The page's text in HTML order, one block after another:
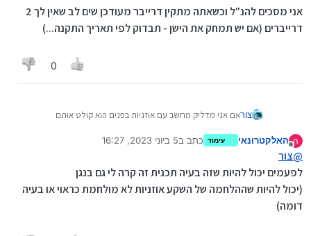
אני מסכים להנ"ל וכשאתה מתקין דרייבר מעודכן שים לב שאין לך 2
דרייברים (אם יש תמחק את הישן - תבדוק לפי תאריך התקנה...)
0
צוראם אני מדליק מחשב עם אוזניות בפנים הוא קולט אותם
מה עושים?
ה האלקטרונאי עימוד כתב ב5 ביוני 2023, 16:27
נערך לאחרונה על ידי
@צור
לפעמים יכול להיות שזה בעיה תכנית זה קרה לי גם בנגן
(יכול להיות שההלחמה של השקע אוזניות לא מולחמת כראוי או בעיה
דומה)